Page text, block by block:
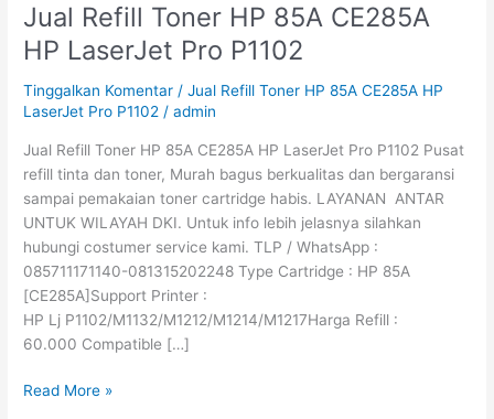
Jual Refill Toner HP 85A CE285A
HP LaserJet Pro P1102
Tinggalkan Komentar /Jual Refill Toner HP 85A CE285A HP
LaserJet Pro P1102 /admin
Jual Refill Toner HP 85A CE285A HP LaserJet Pro P1102 Pusat
refill tinta dan toner, Murah bagus berkualitas dan bergaransi
sampai pemakaian toner cartridge habis. LAYANAN ANTAR
UNTUK WILAYAH DKI. Untuk info lebih jelasnya silahkan
hubungi costumer service kami. TLP / WhatsApp :
085711171140-081315202248 Type Cartridge : HP 85A
[CE285A]Support Printer :
HP Lj P1102/M1132/M1212/M1214/M1217Harga Refill :
60.000 Compatible […]
Jual
Refill
Toner
HP
85A
HP
LaserJet
Pro
P1102
Read More »